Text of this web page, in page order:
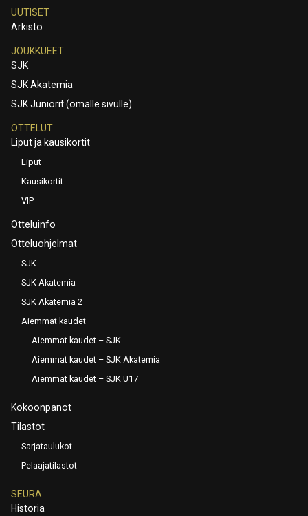
UUTISET
Arkisto
JOUKKUEET
SJK
SJK Akatemia
SJK Juniorit (omalle sivulle)
OTTELUT
Liput ja kausikortit
Liput
Kausikortit
VIP
Otteluinfo
Otteluohjelmat
SJK
SJK Akatemia
SJK Akatemia 2
Aiemmat kaudet
Aiemmat kaudet – SJK
Aiemmat kaudet – SJK Akatemia
Aiemmat kaudet – SJK U17
Kokoonpanot
Tilastot
Sarjataulukot
Pelaajatilastot
SEURA
Historia